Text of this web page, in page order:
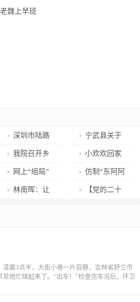
魏上早班
深圳市陆路
口岸赴港预约
系统正式上
线，旅客通关
宁武县关于
开展新冠病毒
疫苗第二剂次
加强免疫接种
我院召开乡
村振兴省驻镇
帮扶工作会议
小欢欢回家
了！梅州五华
警方辗转4省
网上“组局”
赌博，两人被
仿制“东阿阿
胶”“桃花姬”手
林南晖：让 【党的二十
走进新堡乡开
凌晨3点半，大街小巷一片寂静，吉林省舒兰市
地忙碌起来了。“出车！”检查完车况后，环卫